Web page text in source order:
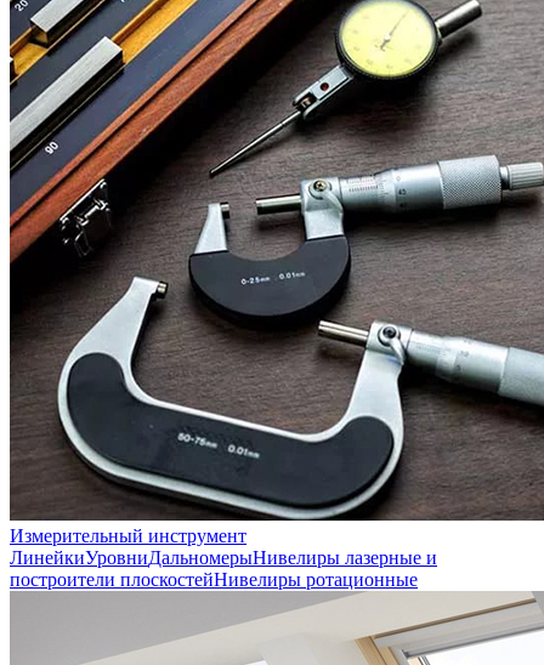
Измерительный инструмент
ЛинейкиУровниДальномерыНивелиры лазерные и
построители плоскостейНивелиры ротационные